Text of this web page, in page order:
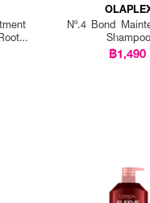
Nº.4 Bond
Shampoo
฿1,490